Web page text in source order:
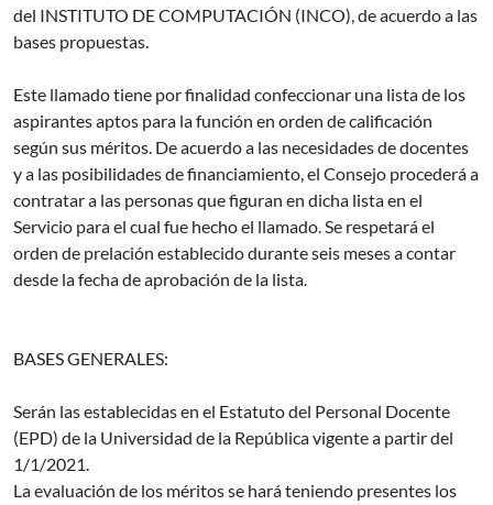
del INSTITUTO DE COMPUTACIÓN (INCO), de acuerdo a las
bases propuestas.
Este llamado tiene por finalidad confeccionar una lista de los
aspirantes aptos para la función en orden de calificación
según sus méritos. De acuerdo a las necesidades de docentes
y a las posibilidades de financiamiento, el Consejo procederá a
contratar a las personas que figuran en dicha lista en el
Servicio para el cual fue hecho el llamado. Se respetará el
orden de prelación establecido durante seis meses a contar
desde la fecha de aprobación de la lista.
BASES GENERALES:
Serán las establecidas en el Estatuto del Personal Docente
(EPD) de la Universidad de la República vigente a partir del
1/1/2021.
La evaluación de los méritos se hará teniendo presentes los